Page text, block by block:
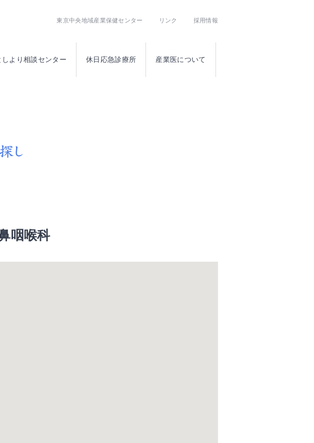
しより相談センター 休日応急診療所 産業医について
東京中央地域産業保健センター リンク 採用情報
咽喉科